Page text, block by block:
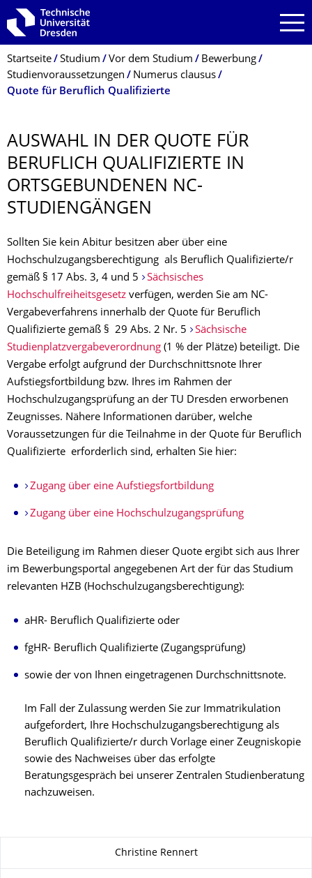
Zur Hauptnavigation springen
Zur Suche springen
Zum Inhalt springen
Breadcrumb-Menü
Startseite Studium Vor dem Studium
Bewerbung
Studienvoraussetzungen
Numerus clausus
Quote für Beruflich Qualifizierte
AUSWAHL IN DER QUOTE FÜR
BERUFLICH QUALIFIZIERTE IN
ORTSGEBUNDENEN NC-
STUDIENGÄNGEN
Sollten Sie kein Abitur besitzen aber über eine
Hochschulzugangsberechtigung als Beruflich Qualifizierte/r
gemäß § 17 Abs. 3, 4 und 5
Sächsisches
Hochschulfreiheitsgesetz verfügen, werden Sie am NC-
Vergabeverfahrens innerhalb der Quote für Beruflich
Qualifizierte gemäß § 29 Abs. 2 Nr. 5
Sächsische
Studienplatzvergabeverordnung (1 % der Plätze) beteiligt. Die
Vergabe erfolgt aufgrund der Durchschnittsnote Ihrer
Aufstiegsfortbildung bzw. Ihres im Rahmen der
Hochschulzugangsprüfung an der TU Dresden erworbenen
Zeugnisses. Nähere Informationen darüber, welche
Voraussetzungen für die Teilnahme in der Quote für Beruflich
Qualifizierte erforderlich sind, erhalten Sie hier:
Zugang über eine Aufstiegsfortbildung
Zugang über eine Hochschulzugangsprüfung
Die Beteiligung im Rahmen dieser Quote ergibt sich aus Ihrer
im Bewerbungsportal angegebenen Art der für das Studium
relevanten HZB (Hochschulzugangsberechtigung):
aHR- Beruflich Qualifizierte oder
fgHR- Beruflich Qualifizierte (Zugangsprüfung)
sowie der von Ihnen eingetragenen Durchschnittsnote.
Im Fall der Zulassung werden Sie zur Immatrikulation
aufgefordert, Ihre Hochschulzugangsberechtigung als
Beruflich Qualifizierte/r durch Vorlage einer Zeugniskopie
sowie des Nachweises über das erfolgte
Beratungsgespräch bei unserer Zentralen Studienberatung
nachzuweisen.
Christine Rennert